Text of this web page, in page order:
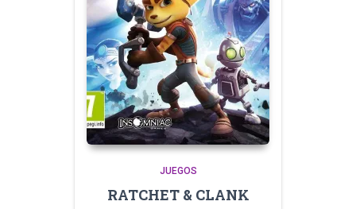
JUEGOS
RATCHET & CLANK